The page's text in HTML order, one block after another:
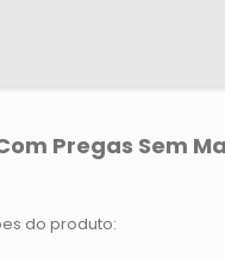
Pregas Sem
do produto: